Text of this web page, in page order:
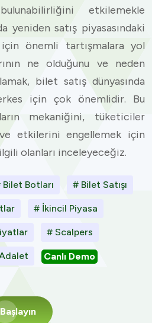
etkilemekle
yeniden satış piyasasındaki
önemli tartışmalara yol
ne olduğunu ve neden
bilet satış dünyasında
için çok önemlidir. Bu
mekaniğini, tüketiciler
etkilerini engellemek için
olanları inceleyeceğiz.
Bilet Botları # Bilet Satışı
# İkincil Piyasa
# Scalpers
Canlı Demo
Başlayın